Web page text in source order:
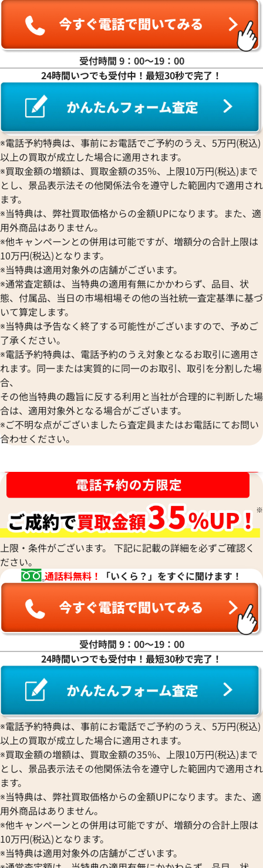
受付時間 9：00〜19：00
24時間いつでも受付中！最短30秒で完了！
※電話予約特典は、事前にお電話でご予約のうえ、5万円(税込)
以上の買取が成立した場合に適用されます。
※買取金額の増額は、買取金額の35％、上限10万円(税込)まで
とし、景品表示法その他関係法令を遵守した範囲内で適用され
ます。
※当特典は、弊社買取価格からの金額UPになります。また、適
用外商品はありません。
※他キャンペーンとの併用は可能ですが、増額分の合計上限は
10万円(税込)となります。
※当特典は適用対象外の店舗がございます。
※通常査定額は、当特典の適用有無にかかわらず、品目、状
態、付属品、当日の市場相場その他の当社統一査定基準に基づ
いて算定します。
※当特典は予告なく終了する可能性がございますので、予めご
了承ください。
※電話予約特典は、電話予約のうえ対象となるお取引に適用さ
れます。同一または実質的に同一のお取引、取引を分割した場
合、
その他当特典の趣旨に反する利用と当社が合理的に判断した場
合は、適用対象外となる場合がございます。
※ご不明な点がございましたら査定員またはお電話にてお問い
合わせください。
上限・条件がございます。 下記に記載の詳細を必ずご確認く
ださい。
通話料無料！
「いくら？」をすぐに聞けます！
受付時間 9：00〜19：00
24時間いつでも受付中！最短30秒で完了！
※電話予約特典は、事前にお電話でご予約のうえ、5万円(税込)
以上の買取が成立した場合に適用されます。
※買取金額の増額は、買取金額の35％、上限10万円(税込)まで
とし、景品表示法その他関係法令を遵守した範囲内で適用され
ます。
※当特典は、弊社買取価格からの金額UPになります。また、適
用外商品はありません。
※他キャンペーンとの併用は可能ですが、増額分の合計上限は
10万円(税込)となります。
※当特典は適用対象外の店舗がございます。